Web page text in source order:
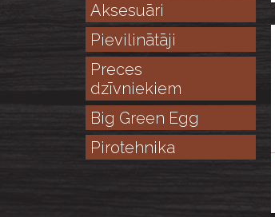
Aksesuāri
Pievilinātāji
Preces
dzīvniekiem
Big Green Egg
Pirotehnika